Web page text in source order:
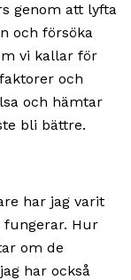
genom att lyfta
och försöka
vi kallar för
och
och hämtar
bli bättre.
har jag varit
fungerar. Hur
om de
har också